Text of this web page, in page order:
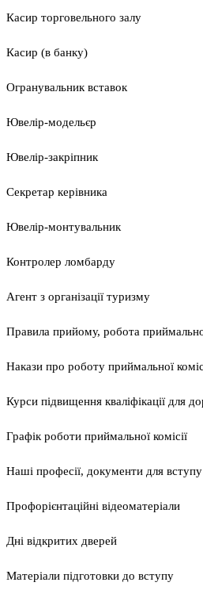
Касир торговельного залу
Касир (в банку)
Огранувальник вставок
Ювелір-модельєр
Ювелір-закріпник
Секретар керівника
Ювелір-монтувальник
Контролер ломбарду
Агент з організації туризму
Правила прийому, робота
Накази про роботу приймальної
Курси підвищення кваліфікації для
Графік роботи приймальної комісії
Наші професії, документи для вступу
Профорієнтаційні відеоматеріали
Дні відкритих дверей
Матеріали підготовки до вступу